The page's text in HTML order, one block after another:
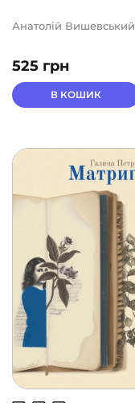
525 грн
Анатолій Вишевський
В КОШИК